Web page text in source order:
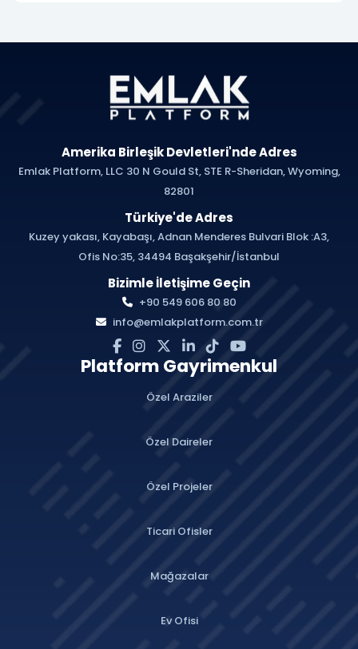
Amerika Birleşik Devletleri'nde Adres
Emlak Platform, LLC 30 N Gould St, STE R-Sheridan, Wyoming,
82801
Türkiye'de Adres
Kuzey yakası, Kayabaşı, Adnan Menderes Bulvari Blok :A3,
Ofis No:35, 34494 Başakşehir/İstanbul
Bizimle İletişime Geçin
+90 549 606 80 80
info@emlakplatform.com.tr
Platform Gayrimenkul
Özel Araziler
Özel Daireler
Özel Projeler
Ticari Ofisler
Mağazalar
Ev Ofisi